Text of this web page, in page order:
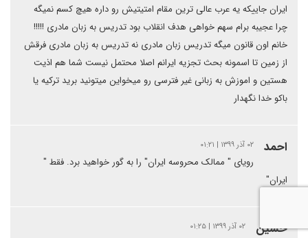
ایران جاییکه یه عرب عالی ترین مقام امتیتیش رو داره هیچ کسم نمیگه
چرا عجیبه برام سهم خواهی هدف انقلاب بود تدریس به زبان مادری !!!!!
خانم اون قانون میگه تدریس زبان مادری نه تدریس به زبان مادری فرقش
از زمین تا اسمونه بحث تجزیه ایرانم اصلا محتمل نیست شما هم اذیت
هستین و اموزش به زبانی غیر فترسی رو میخواین میتونید برید ترکیه یا
باکو خدا نگهدار
احمد ۰۲ آذر ۱۳۹۹ | ۰۱:۲۱
رویای " ممالک محروسه ایران" را به گور خواهید برد. فقط "
ایران"
حسین ۰۲ آذر ۱۳۹۹ | ۰۱:۲۵